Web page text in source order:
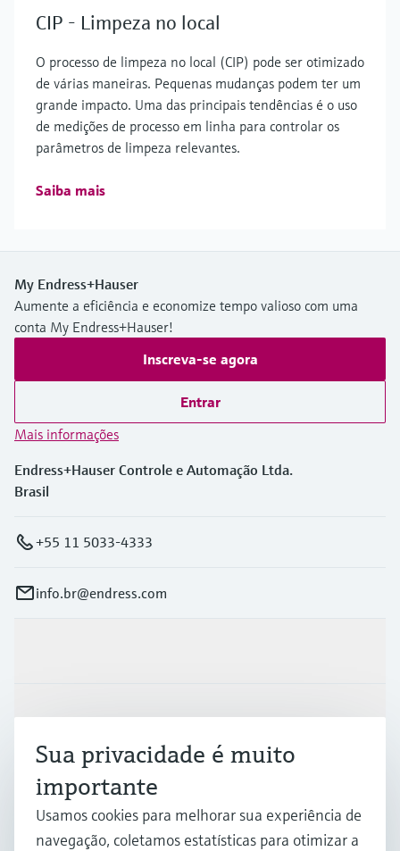
CIP - Limpeza no local
O processo de limpeza no local (CIP) pode ser otimizado
de várias maneiras. Pequenas mudanças podem ter um
grande impacto. Uma das principais tendências é o uso
de medições de processo em linha para controlar os
parâmetros de limpeza relevantes.
Saiba mais
My Endress+Hauser
Aumente a eficiência e economize tempo valioso com uma
conta My Endress+Hauser!
Inscreva-se agora
Entrar
Mais informações
Endress+Hauser Controle e Automação Ltda.
Brasil
+55 11 5033-4333
info.br@endress.com
Indústrias
Suporte
Empresa
Sua privacidade é muito
importante
Usamos cookies para melhorar sua experiência de
navegação, coletamos estatísticas para otimizar a